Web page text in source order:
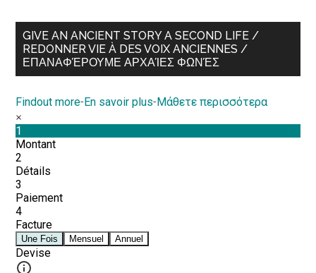
GIVE AN ANCIENT STORY A SECOND LIFE /
REDONNER VIE À DES VOIX ANCIENNES /
ΕΠΑΝΑΦΈΡΟΥΜΕ ΑΡΧΑΊΕΣ ΦΩΝΈΣ
Findout more-En savoir plus-Μάθετε περισσότερα